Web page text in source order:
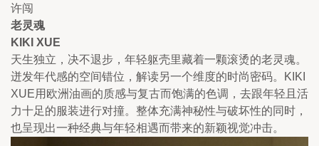
许闯
老灵魂
KIKI XUE
天生独立，决不退步，年轻躯壳里藏着一颗滚烫的老灵魂。
迸发年代感的空间错位，解读另一个维度的时尚密码。KIKI
XUE用欧洲油画的质感与复古而饱满的色调，去跟年轻且活
力十足的服装进行对撞。整体充满神秘性与破坏性的同时，
也呈现出一种经典与年轻相遇而带来的新颖视觉冲击。